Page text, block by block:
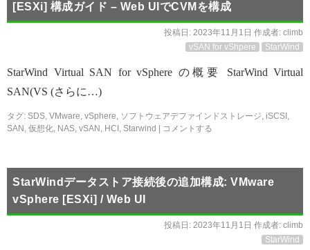
[ESXi] 構成ガイド – Web UIでCVMを構成
投稿日: 2023年11月1日 作成者: climb
vSAN for vShpere
StarWind
StarWind Virtual SAN for vSphere の概要 StarWind Virtual
SAN(VS (さらに…)
タグ: SDS, VMware, vSphere, ソフトウェアデファインドストレージ, iSCSI ,
SAN , 仮想化, NAS, vSAN , HCI , Starwind コメントする
StarWindデータストア接続後の追加構成: VMware
vSphere [ESXi] / Web UI
投稿日: 2023年11月1日 作成者: climb
StarWind